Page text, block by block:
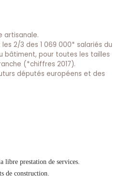
artisanale.
2/3 des 1 069 000* salariés du
bâtiment, pour toutes les tailles
(*chiffres 2017).
députés européens et des
libre prestation de services.
de construction.